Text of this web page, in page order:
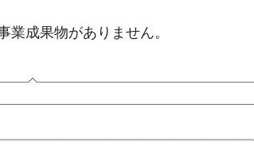
業成果物がありません。